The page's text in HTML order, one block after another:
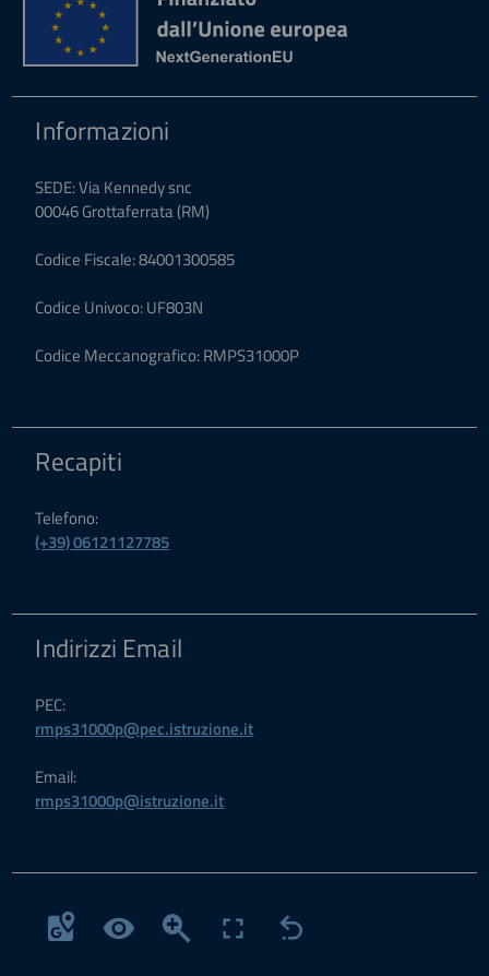
Informazioni
SEDE: Via Kennedy snc
00046 Grottaferrata (RM)
Codice Fiscale: 84001300585
Codice Univoco: UF803N
Codice Meccanografico: RMPS31000P
Recapiti
Telefono:
(+39) 06121127785
Indirizzi Email
PEC:
rmps31000p@pec.istruzione.it
Email:
rmps31000p@istruzione.it